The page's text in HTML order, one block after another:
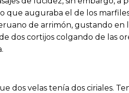
auguraba el de los
de arrimón, gustando
cortijos colgando de las
dos velas tenía dos ciriales.